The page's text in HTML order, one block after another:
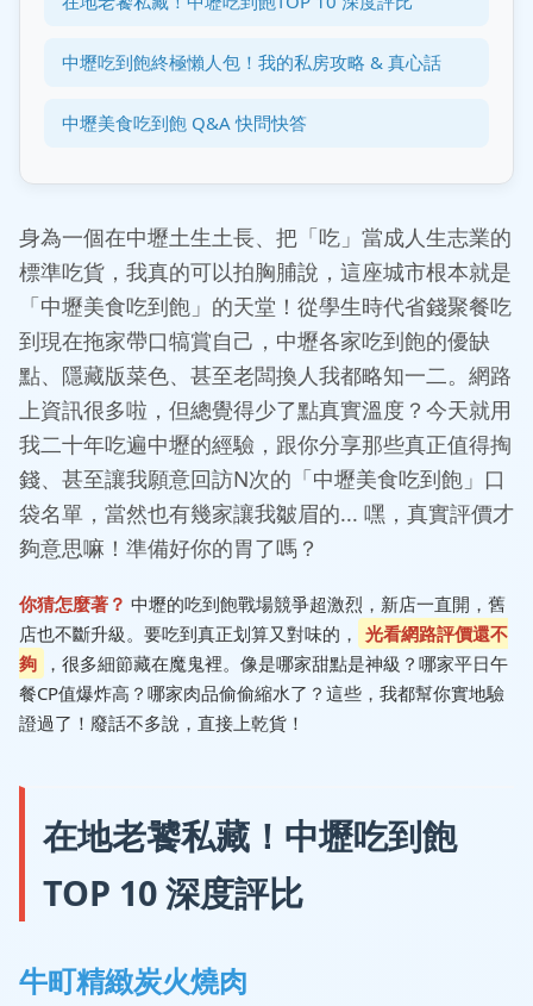
中壢吃到飽終極懶人包！我的私房攻略 & 真心話
中壢美食吃到飽 Q&A 快問快答
身為一個在中壢土生土長、把「吃」當成人生志業的
標準吃貨，我真的可以拍胸脯說，這座城市根本就是
「中壢美食吃到飽」的天堂！從學生時代省錢聚餐吃
到現在拖家帶口犒賞自己，中壢各家吃到飽的優缺
點、隱藏版菜色、甚至老闆換人我都略知一二。網路
上資訊很多啦，但總覺得少了點真實溫度？今天就用
我二十年吃遍中壢的經驗，跟你分享那些真正值得掏
錢、甚至讓我願意回訪N次的「中壢美食吃到飽」口
袋名單，當然也有幾家讓我皺眉的... 嘿，真實評價才
夠意思嘛！準備好你的胃了嗎？
你猜怎麼著？ 中壢的吃到飽戰場競爭超激烈，新店一直開，舊
店也不斷升級。要吃到真正划算又對味的， 光看網路評價還不
夠 ，很多細節藏在魔鬼裡。像是哪家甜點是神級？哪家平日午
餐CP值爆炸高？哪家肉品偷偷縮水了？這些，我都幫你實地驗
證過了！廢話不多說，直接上乾貨！
在地老饕私藏！中壢吃到飽
TOP 10 深度評比
牛町精緻炭火燒肉